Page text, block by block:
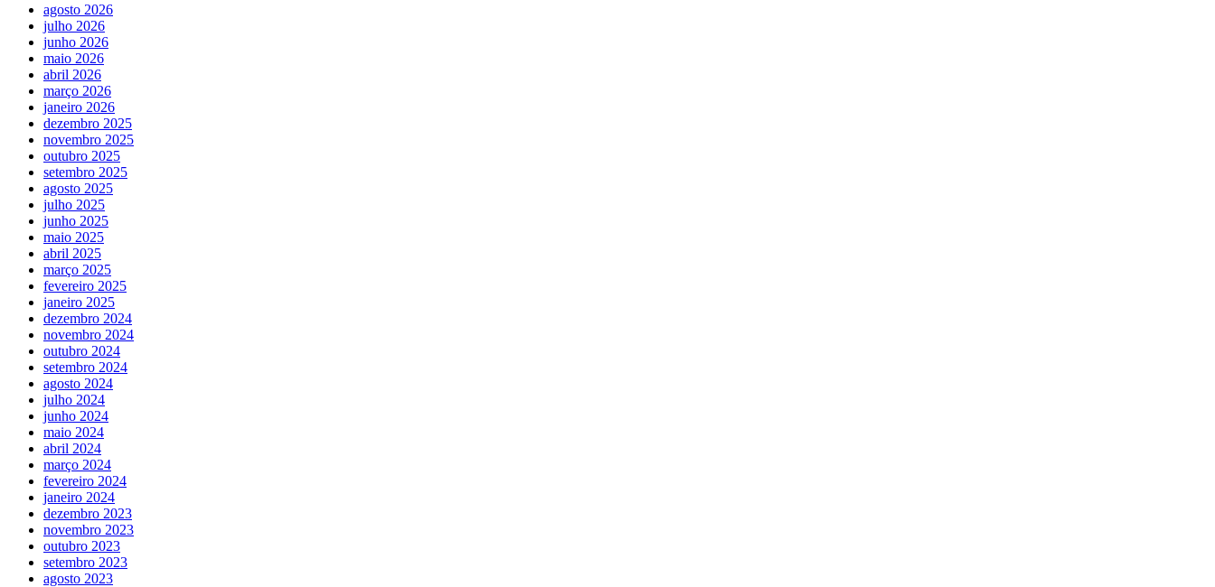
agosto 2026
julho 2026
junho 2026
maio 2026
abril 2026
março 2026
janeiro 2026
dezembro 2025
novembro 2025
outubro 2025
setembro 2025
agosto 2025
julho 2025
junho 2025
maio 2025
abril 2025
março 2025
fevereiro 2025
janeiro 2025
dezembro 2024
novembro 2024
outubro 2024
setembro 2024
agosto 2024
julho 2024
junho 2024
maio 2024
abril 2024
março 2024
fevereiro 2024
janeiro 2024
dezembro 2023
novembro 2023
outubro 2023
setembro 2023
agosto 2023